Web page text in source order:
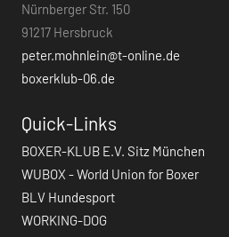
Nürnberger Str. 150
91217 Hersbruck
peter.mohnlein@t-online.de
boxerklub-06.de
Quick-Links
BOXER-KLUB E.V. Sitz München
WUBOX - World Union for Boxer
BLV Hundesport
WORKING-DOG